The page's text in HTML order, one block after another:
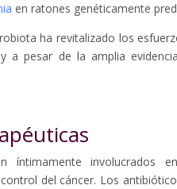
en ratones genéticamente
ha revitalizado los
a pesar de la amplia
íntimamente involucrados
del cáncer. Los